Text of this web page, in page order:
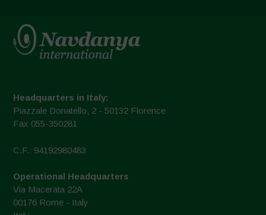
Headquarters in Italy:
Piazzale Donatello, 2 - 50132 Florence
Fax 055-350281
C.F.: 94192980483
Operational Headquarters
Via Macerata 22A
00176 Rome - Italy